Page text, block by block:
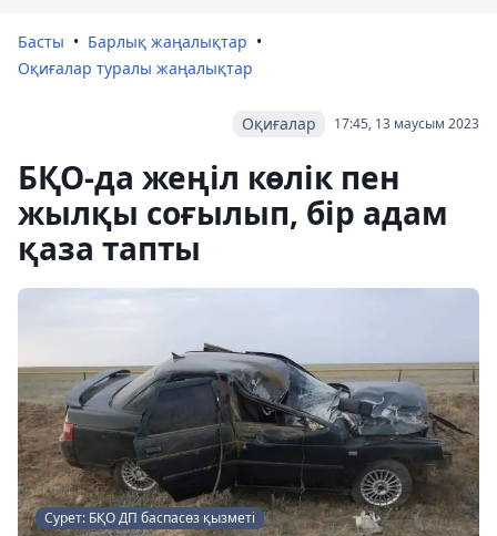
Басты
Барлық жаңалықтар
Оқиғалар туралы жаңалықтар
17:45, 13 маусым 2023
Оқиғалар
БҚО-да жеңіл көлік пен
жылқы соғылып, бір адам
қаза тапты
Сурет: БҚО ДП баспасөз қызметі